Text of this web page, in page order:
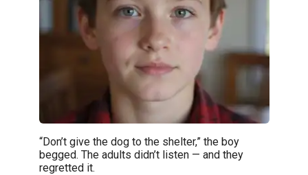
“Don’t give the dog to the shelter,” the boy
begged. The adults didn’t listen — and they
regretted it.